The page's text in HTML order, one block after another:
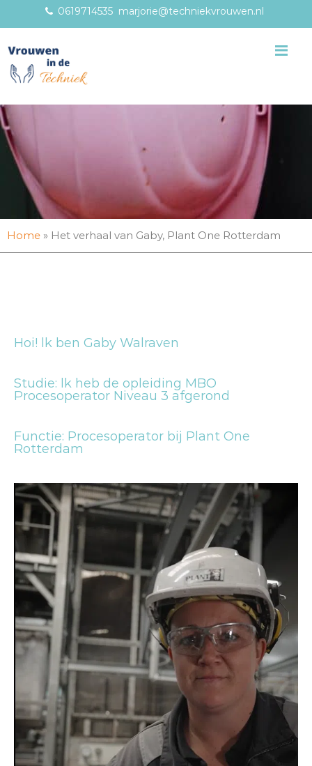
0619714535 marjorie@techniekvrouwen.nl
Home » Het verhaal van Gaby, Plant One Rotterdam
Hoi! lk ben Gaby Walraven
Studie: lk heb de opleiding MBO
Procesoperator Niveau 3 afgerond
Functie: Procesoperator bij Plant One
Rotterdam